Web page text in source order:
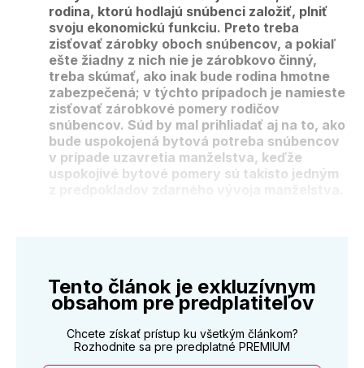
rodina, ktorú hodlajú snúbenci založiť, plniť
svoju ekonomickú funkciu. Preto treba
zisťovať zárobky oboch snúbencov, a pokiaľ
ešte žiadny z nich nie je zárobkovo činný,
treba skúmať, ako inak bude rodina hmotne
zabezpečená; v týchto prípadoch je namieste
zisťovať zárobkové pomery rodičov
snúbencov. Súd by mal prihliadať aj na to, ako
bude uspokojená bytová potreba snúbencov
v prípade uzavretia manželstva, keďže
uspokojivé bytové pomery sú takisto jedným
Tento článok je exkluzívnym
obsahom pre predplatiteľov
Chcete získať prístup ku všetkým článkom?
Rozhodnite sa pre predplatné PREMIUM